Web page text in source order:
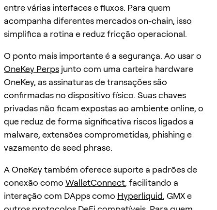
entre várias interfaces e fluxos. Para quem
acompanha diferentes mercados on-chain, isso
simplifica a rotina e reduz fricção operacional.
O ponto mais importante é a segurança. Ao usar o
OneKey Perps junto com uma carteira hardware
OneKey, as assinaturas de transações são
confirmadas no dispositivo físico. Suas chaves
privadas não ficam expostas ao ambiente online, o
que reduz de forma significativa riscos ligados a
malware, extensões comprometidas, phishing e
vazamento de seed phrase.
A OneKey também oferece suporte a padrões de
conexão como WalletConnect, facilitando a
interação com DApps como Hyperliquid, GMX e